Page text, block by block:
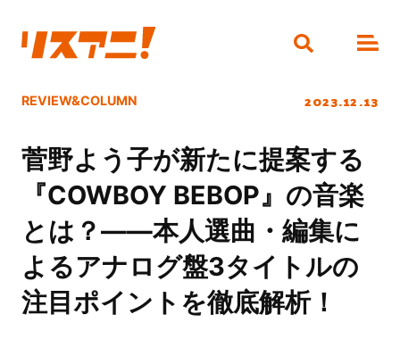
REVIEW&COLUMN 2023.12.13
菅野よう子が新たに提案する
『COWBOY BEBOP』の音楽
とは？――本人選曲・編集に
よるアナログ盤3タイトルの
注目ポイントを徹底解析！